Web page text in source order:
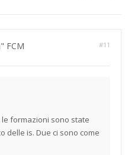
FCM #11
formazioni sono state
delle is. Due ci sono come